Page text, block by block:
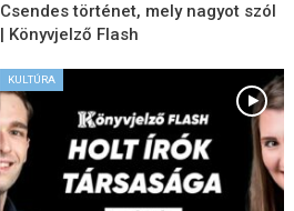
Csendes történet, mely nagyot szól
| Könyvjelző Flash
KULTÚRA